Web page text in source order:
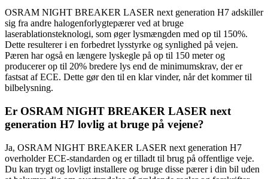
OSRAM NIGHT BREAKER LASER next generation H7 adskiller
sig fra andre halogenforlygtepærer ved at bruge
laserablationsteknologi, som øger lysmængden med op til 150%.
Dette resulterer i en forbedret lysstyrke og synlighed på vejen.
Pæren har også en længere lyskegle på op til 150 meter og
producerer op til 20% bredere lys end de minimumskrav, der er
fastsat af ECE. Dette gør den til en klar vinder, når det kommer til
bilbelysning.
Er OSRAM NIGHT BREAKER LASER next
generation H7 lovlig at bruge på vejene?
Ja, OSRAM NIGHT BREAKER LASER next generation H7
overholder ECE-standarden og er tilladt til brug på offentlige veje.
Du kan trygt og lovligt installere og bruge disse pærer i din bil uden